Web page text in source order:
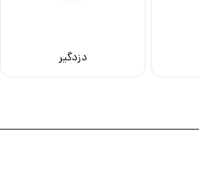
دزدگیر